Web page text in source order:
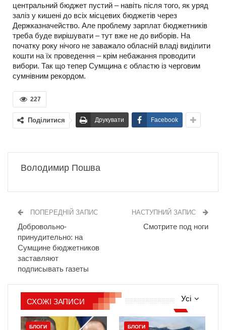
центральний бюджет пустий – навіть після того, як уряд
заліз у кишені до всіх місцевих бюджетів через
Держказначейство. Але проблему зарплат бюджетників
треба буде вирішувати – тут вже не до виборів. На
початку року нічого не заважало обласній владі виділити
кошти на їх проведення – крім небажання проводити
вибори. Так що тепер Сумщина є областю із черговим
сумнівним рекордом.
227
Поділитися Друкувати Facebook
Володимир Пошва
ПОПЕРЕДНІЙ ЗАПИС
Добровольно-
принудительно: на
Сумщине бюджетников
заставляют
подписывать газеты
НАСТУПНИЙ ЗАПИС
Смотрите под ноги
Усі
СХОЖІ ЗАПИСИ
БЛОГИ БЛОГИ